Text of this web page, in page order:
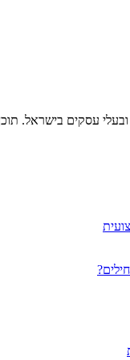
עסקים בישראל.